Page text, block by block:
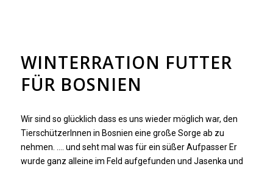
WINTERRATION FUTTER
FÜR BOSNIEN
Wir sind so glücklich dass es uns wieder möglich war, den
TierschützerInnen in Bosnien eine große Sorge ab zu
nehmen. …. und seht mal was für ein süßer Aufpasser Er
wurde ganz alleine im Feld aufgefunden und Jasenka und